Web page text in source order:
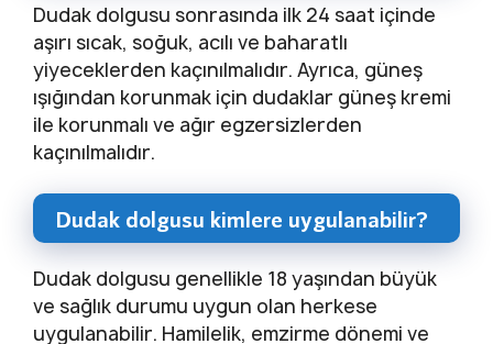
Dudak dolgusu sonrasında ilk 24 saat içinde
aşırı sıcak, soğuk, acılı ve baharatlı
yiyeceklerden kaçınılmalıdır. Ayrıca, güneş
ışığından korunmak için dudaklar güneş kremi
ile korunmalı ve ağır egzersizlerden
kaçınılmalıdır.
Dudak dolgusu kimlere uygulanabilir?
Dudak dolgusu genellikle 18 yaşından büyük
ve sağlık durumu uygun olan herkese
uygulanabilir. Hamilelik, emzirme dönemi ve